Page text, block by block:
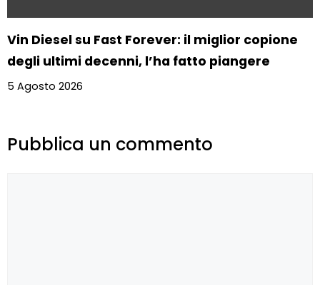
Vin Diesel su Fast Forever: il miglior copione
degli ultimi decenni, l’ha fatto piangere
5 Agosto 2026
Pubblica un commento